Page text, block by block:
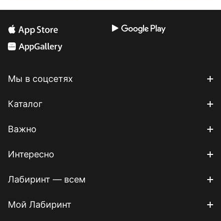
Мы в соцсетях
Каталог
Важно
Интересно
Лабиринт — всем
Мой Лабиринт